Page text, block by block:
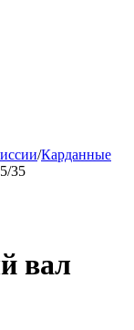
/Карданные
35
вал